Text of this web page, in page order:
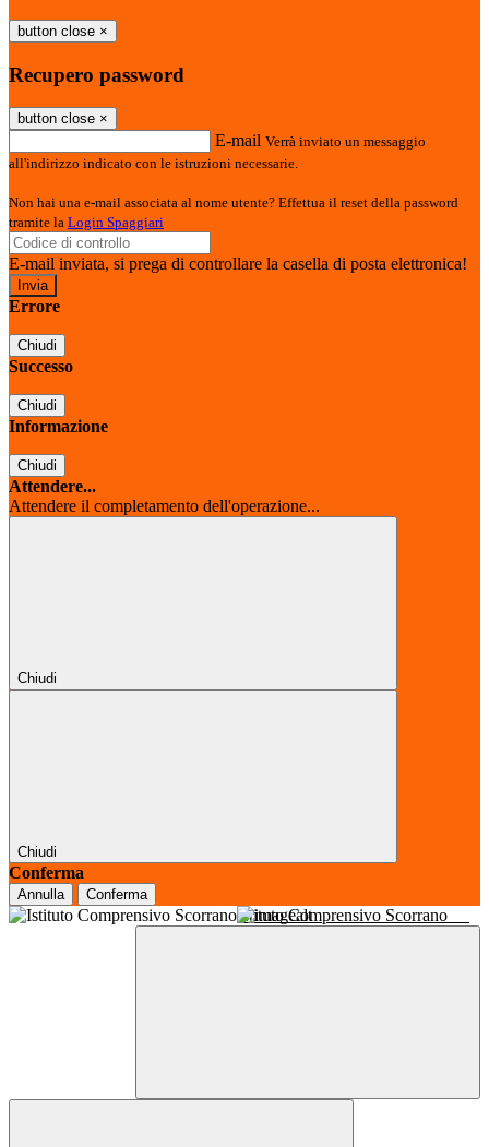
button close ×
Recupero password
button close ×
E-mail Verrà inviato un messaggio
all'indirizzo indicato con le istruzioni necessarie.
Non hai una e-mail associata al nome utente? Effettua il reset della password
tramite la Login Spaggiari
E-mail inviata, si prega di controllare la casella di posta elettronica!
Errore
Chiudi
Successo
Chiudi
Informazione
Chiudi
Attendere...
Attendere il completamento dell'operazione...
Chiudi
Chiudi
Conferma
Annulla Conferma
Istituto Comprensivo Scorrano